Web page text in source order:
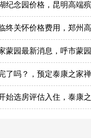
纪念园价格，昆明高端